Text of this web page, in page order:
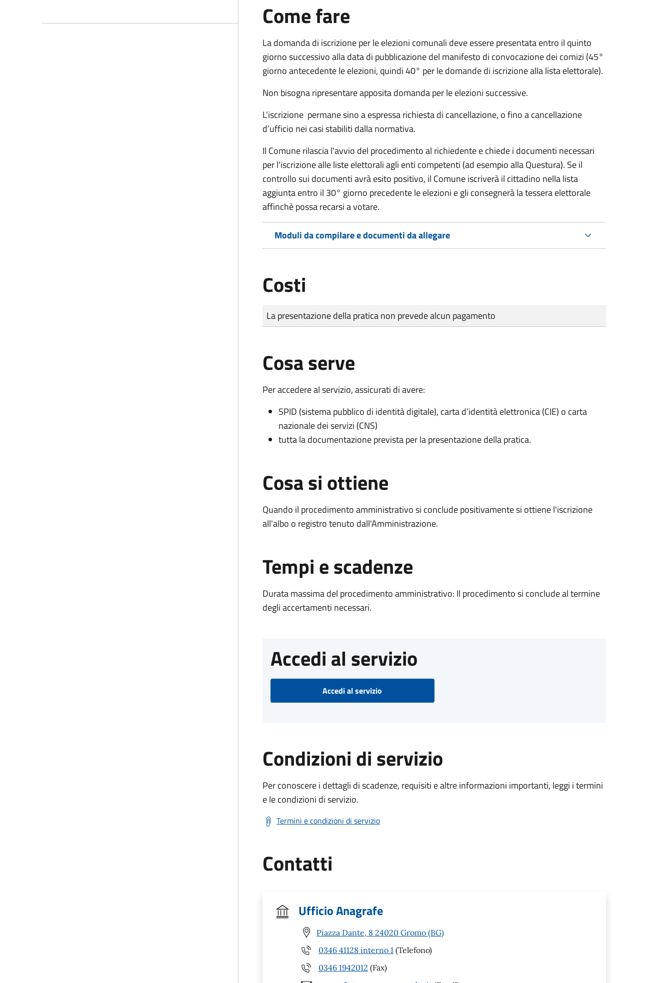
Come fare
La domanda di iscrizione per le elezioni comunali deve essere presentata entro il quinto
giorno successivo alla data di pubblicazione del manifesto di convocazione dei comizi (45°
giorno antecedente le elezioni, quindi 40° per le domande di iscrizione alla lista elettorale).
Non bisogna ripresentare apposita domanda per le elezioni successive.
L’iscrizione permane sino a espressa richiesta di cancellazione, o fino a cancellazione
d’ufficio nei casi stabiliti dalla normativa.
Il Comune rilascia l'avvio del procedimento al richiedente e chiede i documenti necessari
per l'iscrizione alle liste elettorali agli enti competenti (ad esempio alla Questura). Se il
controllo sui documenti avrà esito positivo, il Comune iscriverà il cittadino nella lista
aggiunta entro il 30° giorno precedente le elezioni e gli consegnerà la tessera elettorale
affinchè possa recarsi a votare.
Moduli da compilare e documenti da allegare
Costi
Tipo di pagamento
Importo
La presentazione della pratica non prevede alcun pagamento
Cosa serve
Per accedere al servizio, assicurati di avere:
SPID (sistema pubblico di identità digitale), carta d’identità elettronica (CIE) o carta
nazionale dei servizi (CNS)
tutta la documentazione prevista per la presentazione della pratica.
Cosa si ottiene
Quando il procedimento amministrativo si conclude positivamente si ottiene l'iscrizione
all'albo o registro tenuto dall'Amministrazione.
Tempi e scadenze
Durata massima del procedimento amministrativo: Il procedimento si conclude al termine
degli accertamenti necessari.
Accedi al servizio
Accedi al servizio
Condizioni di servizio
Per conoscere i dettagli di scadenze, requisiti e altre informazioni importanti, leggi i termini
e le condizioni di servizio.
Termini e condizioni di servizio
Contatti
Ufficio Anagrafe
Piazza Dante, 8 24020 Gromo (BG)
0346 41128 interno 1 (Telefono)
0346 1942012 (Fax)